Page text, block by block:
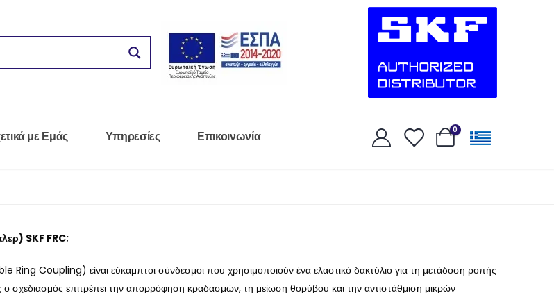
με Εμάς Υπηρεσίες Επικοινωνία 0
SKF FRC;
Ring Coupling) είναι εύκαμπτοι σύνδεσμοι που χρησιμοποιούν ένα ελαστικό δακτύλιο για τη μετάδοση ροπής
ο σχεδιασμός επιτρέπει την απορρόφηση κραδασμών, τη μείωση θορύβου και την αντιστάθμιση μικρών